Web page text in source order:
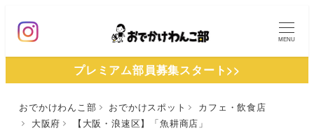
ン
MENU
プレミアム部員募集スタート>>
おでかけわんこ部 おでかけスポット
カフェ・飲食店
大阪府
【大阪・浪速区】「魚耕商店」